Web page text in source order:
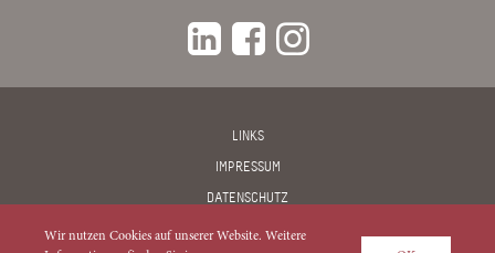
  
LINKS
IMPRESSUM
DATENSCHUTZ
KONTAKT
Wir nutzen Cookies auf unserer Website. Weitere